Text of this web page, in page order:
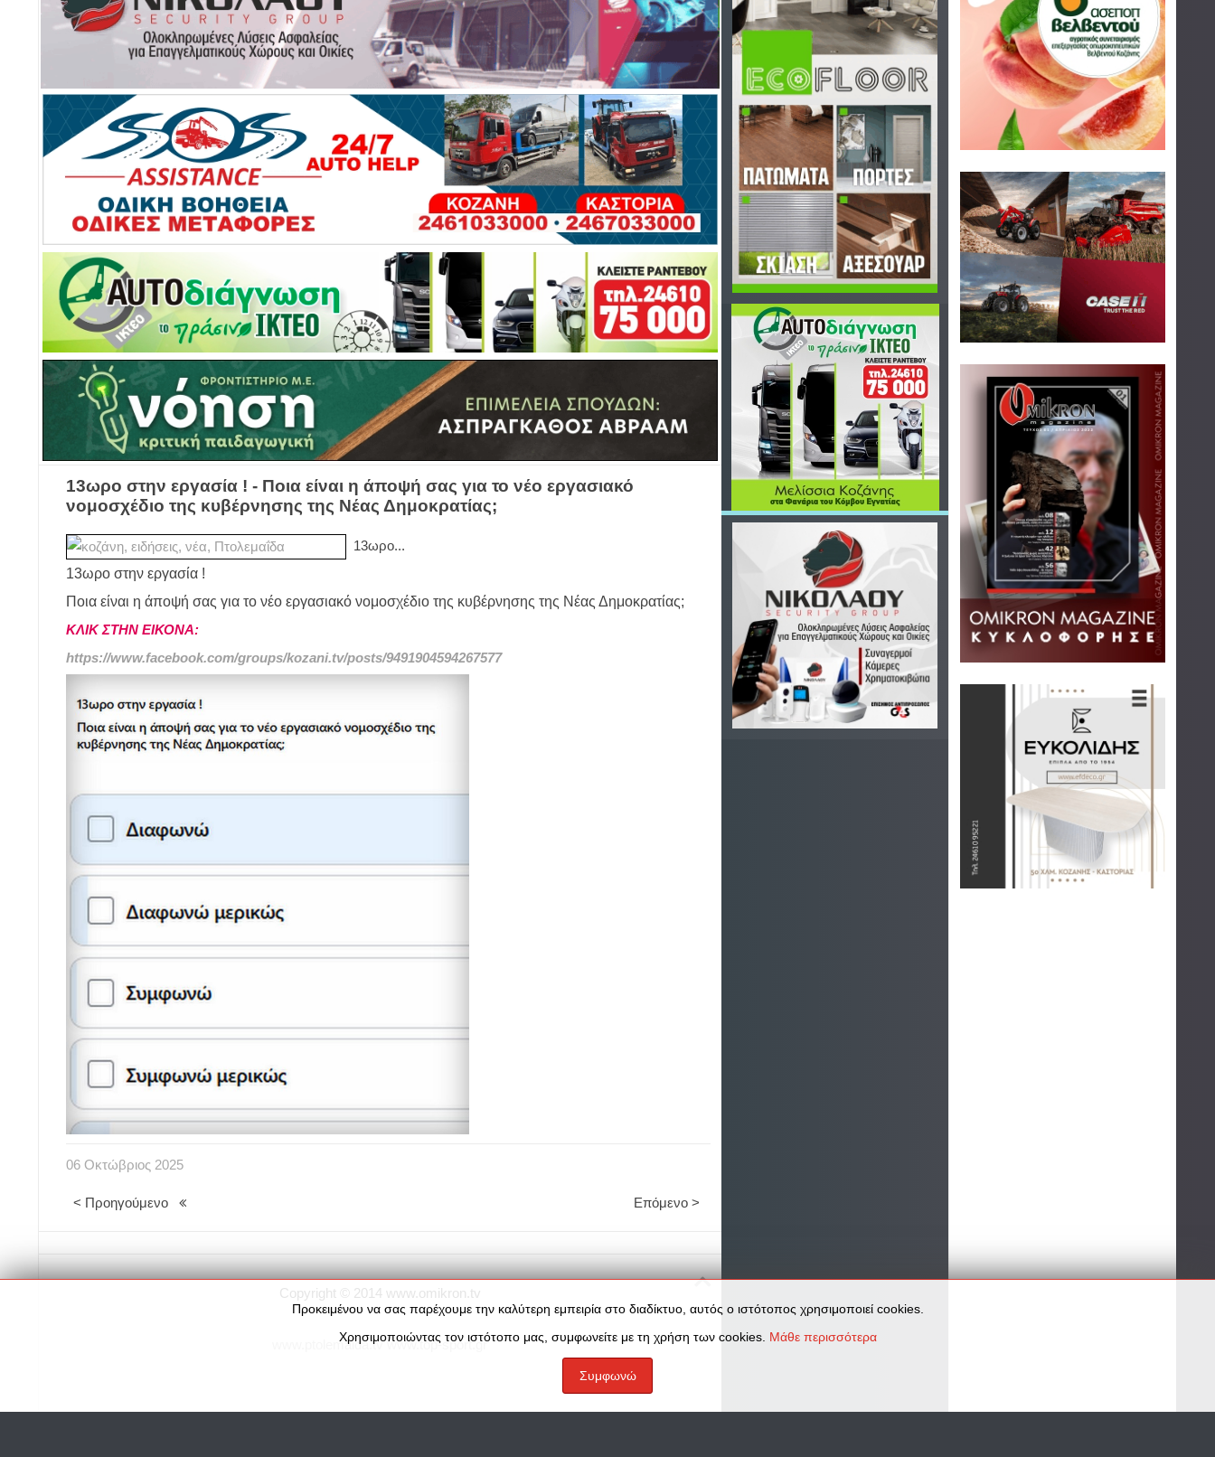
13ωρο στην εργασία ! - Ποια είναι η άποψή σας για το νέο εργασιακό
νομοσχέδιο της κυβέρνησης της Νέας Δημοκρατίας;
13ωρο...
13ωρο στην εργασία !
Ποια είναι η άποψή σας για το νέο εργασιακό νομοσχέδιο της κυβέρνησης της Νέας Δημοκρατίας;
ΚΛΙΚ ΣΤΗΝ ΕΙΚΟΝΑ:
https://www.facebook.com/groups/kozani.tv/posts/9491904594267577
06 Οκτώβριος 2025
< Προηγούμενο Επόμενο >
Προκειμένου να σας παρέχουμε την καλύτερη εμπειρία στο διαδίκτυο, αυτός ο ιστότοπος χρησιμοποιεί cookies.
Χρησιμοποιώντας τον ιστότοπο μας, συμφωνείτε με τη χρήση των cookies. Μάθε περισσότερα
Συμφωνώ
Copyright © 2014 www.omikron.tv
www.ptolemaida.tv www.top-sport.gr